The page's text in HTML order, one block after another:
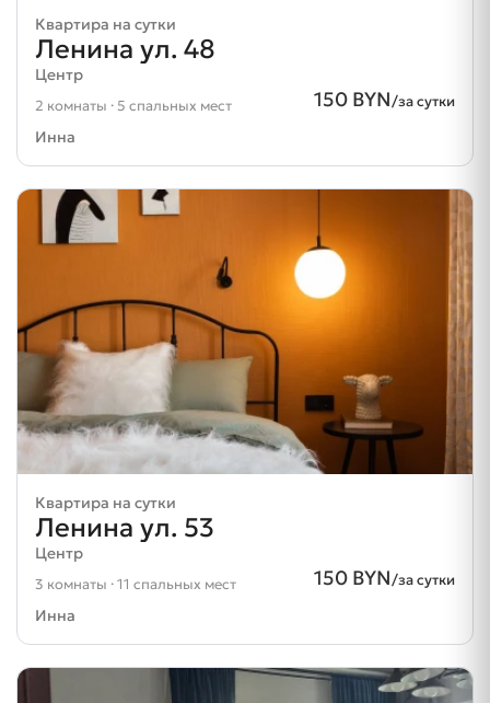
Квартира на сутки
Ленина ул. 48
Центр
150 BYN/за сутки
2 комнаты · 5 спальных мест
Инна
Квартира на сутки
Ленина ул. 53
Центр
150 BYN/за сутки
3 комнаты · 11 спальных мест
Инна